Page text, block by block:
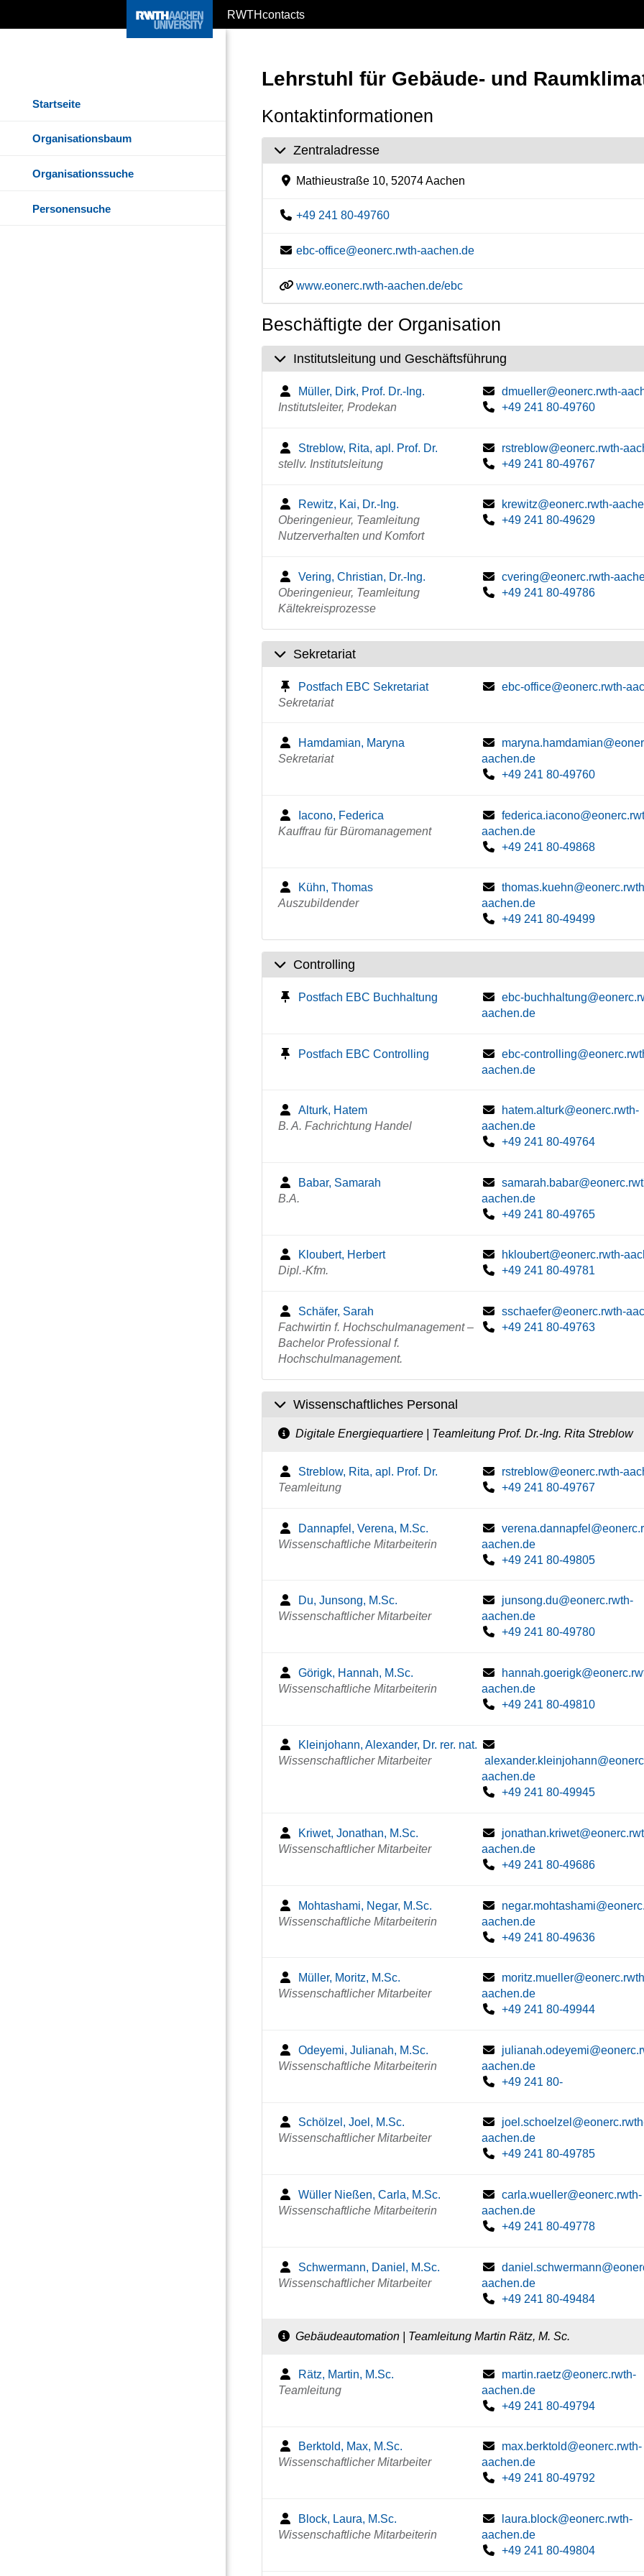
RWTHcontacts
Startseite
Organisationsbaum
Organisationssuche
Personensuche
Lehrstuhl für Gebäude- und
Kontaktinformationen
Zentraladresse
Mathieustraße 10, 52074 Aachen
+49 241 80-49760
ebc-office@eonerc.rwth-aachen.de
www.eonerc.rwth-aachen.de/ebc
Beschäftigte der Organisation
Institutsleitung und Geschäftsführung
Müller, Dirk, Prof. Dr.-Ing.
Institutsleiter, Prodekan
dmueller@eonerc.rwth-
+49 241 80-49760
Streblow, Rita, apl. Prof. Dr.
stellv. Institutsleitung
rstreblow@eonerc.rwth-
+49 241 80-49767
Rewitz, Kai, Dr.-Ing.
Oberingenieur, Teamleitung
Nutzerverhalten und Komfort
krewitz@eonerc.rwth-
+49 241 80-49629
Vering, Christian, Dr.-Ing.
Oberingenieur, Teamleitung
Kältekreisprozesse
cvering@eonerc.rwth-
+49 241 80-49786
Sekretariat
Postfach EBC Sekretariat
Sekretariat
ebc-office@eonerc.rwth-
Hamdamian, Maryna
Sekretariat
aachen.de
+49 241 80-49760
Iacono, Federica
Kauffrau für Büromanagement
aachen.de
+49 241 80-49868
Kühn, Thomas
Auszubildender
aachen.de
+49 241 80-49499
Controlling
Postfach EBC Buchhaltung
ebc-
aachen.de
Postfach EBC Controlling
ebc-
aachen.de
Alturk, Hatem
B. A. Fachrichtung Handel
hatem.alturk@eonerc.rwth-
aachen.de
+49 241 80-49764
Babar, Samarah
B.A.
aachen.de
+49 241 80-49765
Kloubert, Herbert
Dipl.-Kfm.
hkloubert@eonerc.rwth-
+49 241 80-49781
Schäfer, Sarah
Fachwirtin f. Hochschulmanagement –
Bachelor Professional f.
Hochschulmanagement.
sschaefer@eonerc.rwth-
+49 241 80-49763
Wissenschaftliches Personal
Digitale Energiequartiere | Teamleitung Prof. Dr.-Ing. Rita Streblow
Streblow, Rita, apl. Prof. Dr.
Teamleitung
rstreblow@eonerc.rwth-
+49 241 80-49767
Dannapfel, Verena, M.Sc.
Wissenschaftliche Mitarbeiterin
aachen.de
+49 241 80-49805
Du, Junsong, M.Sc.
Wissenschaftlicher Mitarbeiter
junsong.du@eonerc.rwth-
aachen.de
+49 241 80-49780
Görigk, Hannah, M.Sc.
Wissenschaftliche Mitarbeiterin
aachen.de
+49 241 80-49810
Kleinjohann, Alexander, Dr. rer. nat.
Wissenschaftlicher Mitarbeiter
aachen.de
+49 241 80-49945
Kriwet, Jonathan, M.Sc.
Wissenschaftlicher Mitarbeiter
aachen.de
+49 241 80-49686
Mohtashami, Negar, M.Sc.
Wissenschaftliche Mitarbeiterin
aachen.de
+49 241 80-49636
Müller, Moritz, M.Sc.
Wissenschaftlicher Mitarbeiter
aachen.de
+49 241 80-49944
Odeyemi, Julianah, M.Sc.
Wissenschaftliche Mitarbeiterin
aachen.de
+49 241 80-
Schölzel, Joel, M.Sc.
Wissenschaftlicher Mitarbeiter
aachen.de
+49 241 80-49785
Wüller Nießen, Carla, M.Sc.
Wissenschaftliche Mitarbeiterin
carla.wueller@eonerc.rwth-
aachen.de
+49 241 80-49778
Schwermann, Daniel, M.Sc.
Wissenschaftlicher Mitarbeiter
aachen.de
+49 241 80-49484
Gebäudeautomation | Teamleitung Martin Rätz, M. Sc.
Rätz, Martin, M.Sc.
Teamleitung
martin.raetz@eonerc.rwth-
aachen.de
+49 241 80-49794
Berktold, Max, M.Sc.
Wissenschaftlicher Mitarbeiter
max.berktold@eonerc.rwth-
aachen.de
+49 241 80-49792
Block, Laura, M.Sc.
Wissenschaftliche Mitarbeiterin
laura.block@eonerc.rwth-
aachen.de
+49 241 80-49804